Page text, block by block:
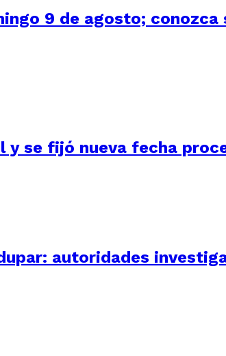
9 de agosto; conozca
y se fijó nueva fecha
autoridades